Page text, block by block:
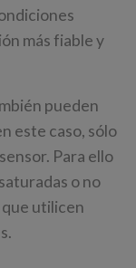
más fiable y
pueden
este caso, sólo
Para ello
o no
utilicen